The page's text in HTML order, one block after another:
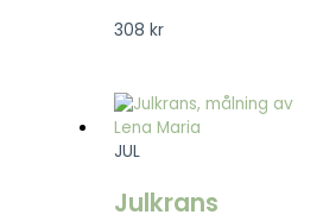
308kr
JUL
Julkrans